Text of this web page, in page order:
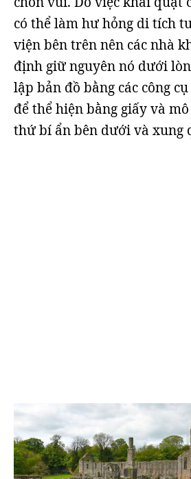
có thể làm hư hỏng di tích
viện bên trên nên các nhà
định giữ nguyên nó dưới
lập bản đồ bằng các công
để thể hiện bằng giấy và
thứ bí ẩn bên dưới và xung